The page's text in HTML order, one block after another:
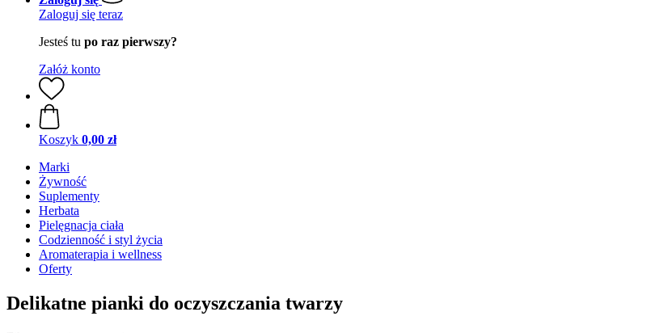
Zaloguj się teraz
Jesteś tu po raz pierwszy?
Załóż konto
Koszyk 0,00 zł
Marki
Żywność
Suplementy
Herbata
Pielęgnacja ciała
Codzienność i styl życia
Aromaterapia i wellness
Oferty
Delikatne pianki do oczyszczania twarzy